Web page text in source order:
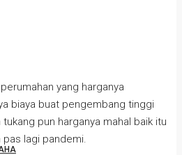
yang harganya
biaya buat pengembang tinggi
pun harganya mahal baik itu
lagi pandemi.